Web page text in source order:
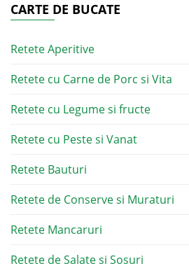
CARTE DE BUCATE
Retete Aperitive
Retete cu Carne de Porc si Vita
Retete cu Legume si fructe
Retete cu Peste si Vanat
Retete Bauturi
Retete de Conserve si Muraturi
Retete Mancaruri
Retete de Salate si Sosuri